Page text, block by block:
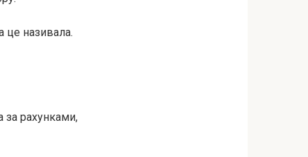
це називала.
за рахунками,